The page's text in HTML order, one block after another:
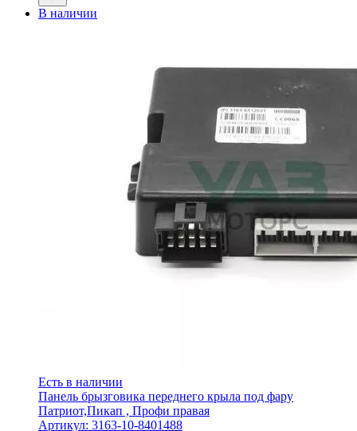
В наличии
Есть в наличии
Панель брызговика переднего крыла под фару
Патриот,Пикап , Профи правая
Артикул: 3163-10-8401488